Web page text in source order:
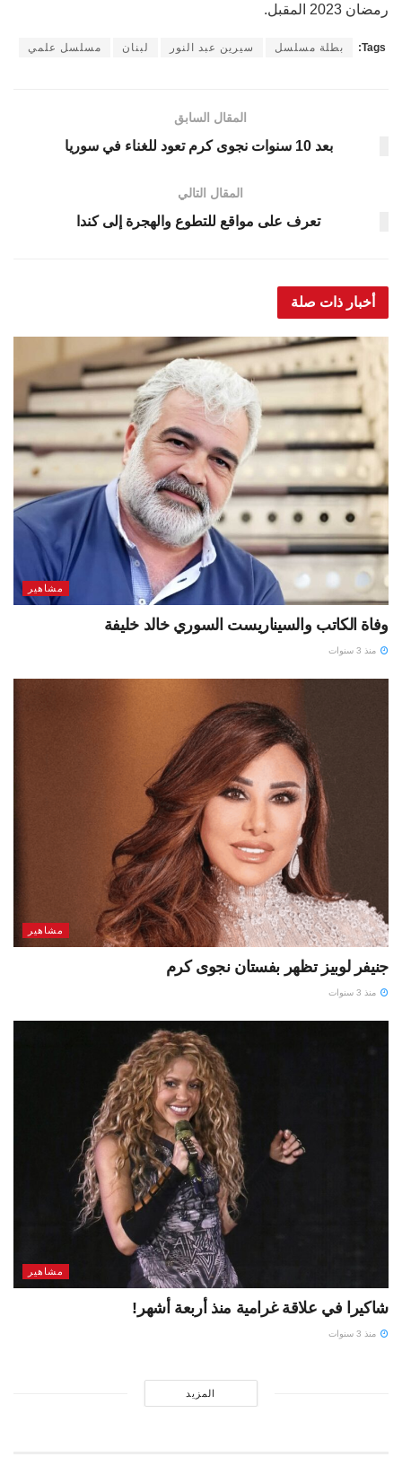
رمضان 2023 المقبل.
Tags: بطلة مسلسل سيرين عبد النور لبنان مسلسل علمي
المقال السابق
بعد 10 سنوات نجوى كرم تعود للغناء في سوريا
المقال التالي
تعرف على مواقع للتطوع والهجرة إلى كندا
أخبار ذات صلة
مشاهير
وفاة الكاتب والسيناريست السوري خالد خليفة
منذ 3 سنوات
مشاهير
جنيفر لوبيز تظهر بفستان نجوى كرم
منذ 3 سنوات
مشاهير
شاكيرا في علاقة غرامية منذ أربعة أشهر!
منذ 3 سنوات
المزيد